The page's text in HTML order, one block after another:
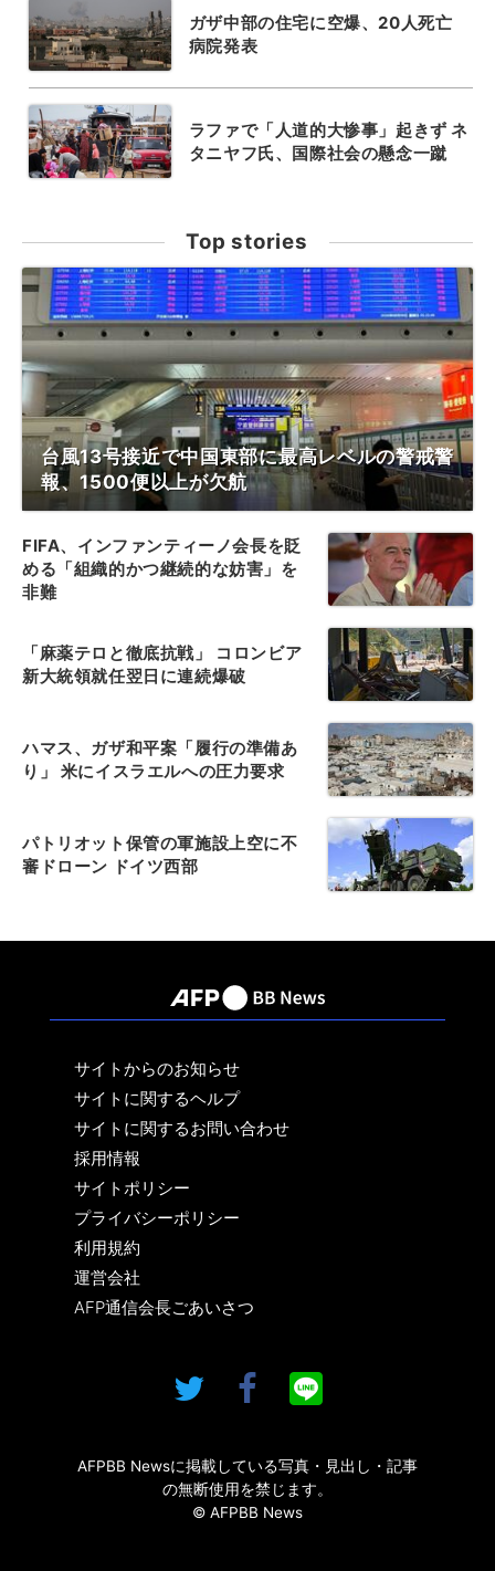
ガザ中部の住宅に空爆、20人死亡
病院発表
ラファで「人道的大惨事」起きず ネ
タニヤフ氏、国際社会の懸念一蹴
Top stories
台風13号接近で中国東部に最高レベルの警戒警
報、1500便以上が欠航
FIFA、インファンティーノ会長を貶
める「組織的かつ継続的な妨害」を
非難
「麻薬テロと徹底抗戦」 コロンビア
新大統領就任翌日に連続爆破
ハマス、ガザ和平案「履行の準備あ
り」 米にイスラエルへの圧力要求
パトリオット保管の軍施設上空に不
審ドローン ドイツ西部
サイトからのお知らせ
サイトに関するヘルプ
サイトに関するお問い合わせ
採用情報
サイトポリシー
プライバシーポリシー
利用規約
運営会社
AFP通信会長ごあいさつ
AFPBB Newsに掲載している写真・見出し・記事
の無断使用を禁じます。
© AFPBB News